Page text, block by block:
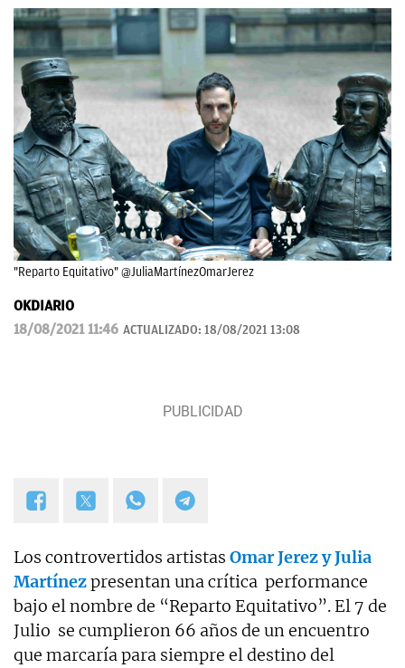
"Reparto Equitativo" @JuliaMartínezOmarJerez
OKDIARIO
18/08/2021 11:46 ACTUALIZADO: 18/08/2021 13:08
Los controvertidos artistas Omar Jerez y Julia
Martínezpresentan una crítica performance
bajo el nombre de “Reparto Equitativo”. El 7 de
Julio se cumplieron 66 años de un encuentro
que marcaría para siempre el destino del